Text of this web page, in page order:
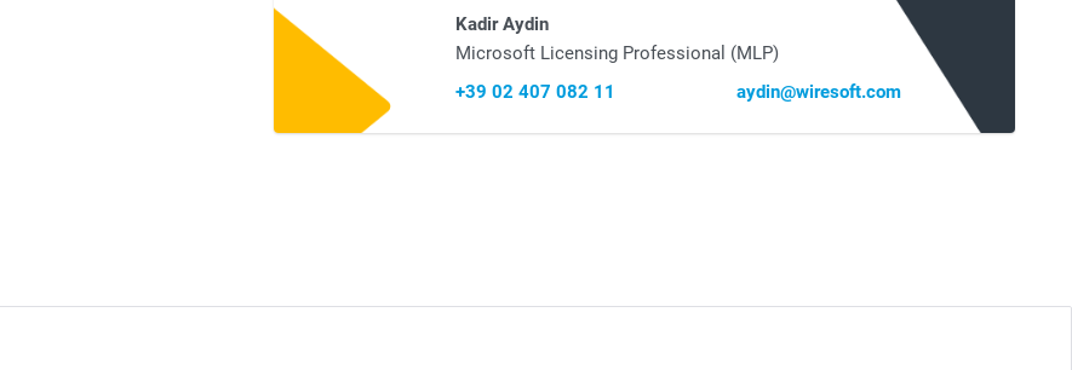
Kadir Aydin
Microsoft Licensing Professional (MLP)
+39 02 407 082 11
aydin@wiresoft.com